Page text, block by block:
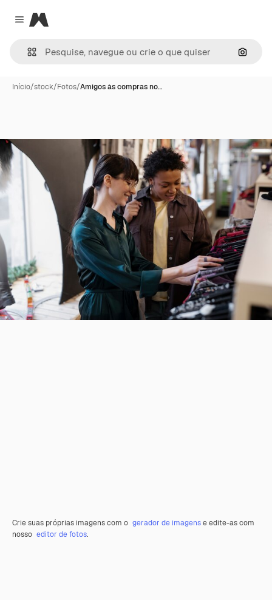
Close menu
Magnific
Início/stock/Fotos/Amigos às compras no…
Crie suas próprias imagens com o gerador de imagense edite-as com
nosso editor de fotos.